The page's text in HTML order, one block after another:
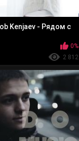
Kenjaev - Рядом с
0%
2 812